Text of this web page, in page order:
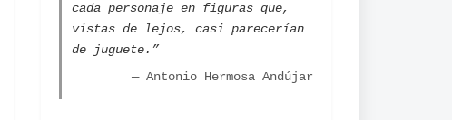
cada personaje en figuras que,
vistas de lejos, casi parecerían
de juguete.”
— Antonio Hermosa Andújar